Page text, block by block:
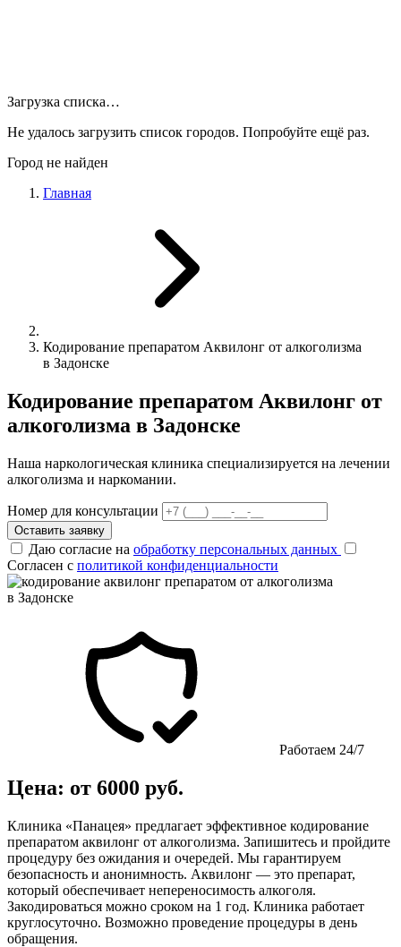
Загрузка списка…
Не удалось загрузить список городов. Попробуйте ещё раз.
Город не найден
Главная
Кодирование препаратом Аквилонг от алкоголизма
в Задонске
Кодирование препаратом Аквилонг от
алкоголизма в Задонске
Наша наркологическая клиника специализируется на лечении
алкоголизма и наркомании.
Номер для консультации
Оставить заявку
Даю согласие на обработку персональных данных
Согласен с политикой конфиденциальности
Работаем 24/7
Цена: от 6000 руб.
Клиника «Панацея» предлагает эффективное кодирование
препаратом аквилонг от алкоголизма. Запишитесь и пройдите
процедуру без ожидания и очередей. Мы гарантируем
безопасность и анонимность. Аквилонг — это препарат,
который обеспечивает непереносимость алкоголя.
Закодироваться можно сроком на 1 год. Клиника работает
круглосуточно. Возможно проведение процедуры в день
обращения.